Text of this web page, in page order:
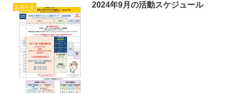
お知らせ 2024年9月の活動スケジュール